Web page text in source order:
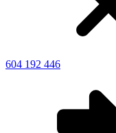
604 192 446